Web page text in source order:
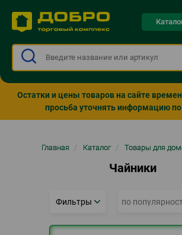
Остатки и цены товаров на сайте
просьба уточнять информацию
СтрокаГлавная / Каталог / Товары для
Чайники
Фильтры